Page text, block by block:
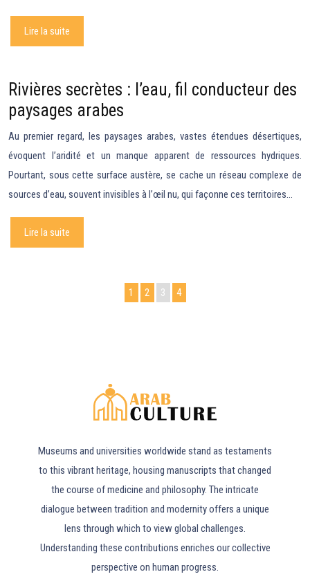
Lire la suite
Rivières secrètes : l’eau, fil conducteur des
paysages arabes
Au premier regard, les paysages arabes, vastes étendues désertiques,
évoquent l’aridité et un manque apparent de ressources hydriques.
Pourtant, sous cette surface austère, se cache un réseau complexe de
sources d’eau, souvent invisibles à l’œil nu, qui façonne ces territoires…
Lire la suite
1 2 3 4
Museums and universities worldwide stand as testaments
to this vibrant heritage, housing manuscripts that changed
the course of medicine and philosophy. The intricate
dialogue between tradition and modernity offers a unique
lens through which to view global challenges.
Understanding these contributions enriches our collective
perspective on human progress.